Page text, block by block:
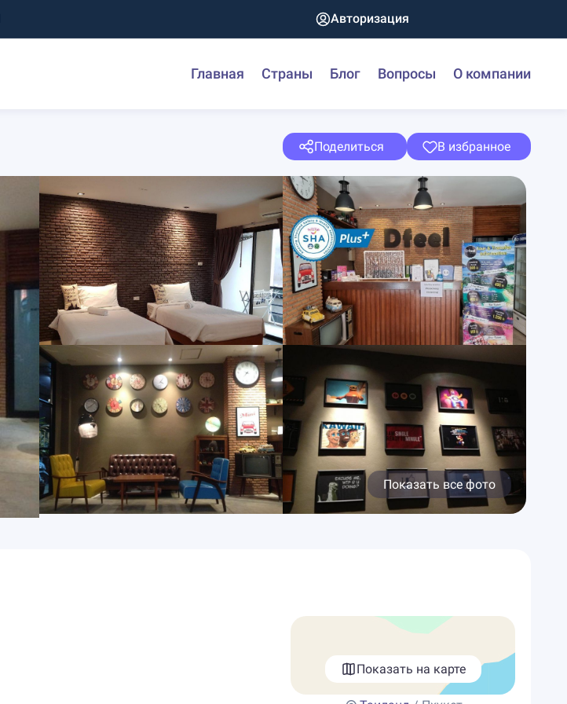
Авторизация
Главная Страны Блог Вопросы О компании
Поделиться В избранное
Показать все фото
Показать на карте